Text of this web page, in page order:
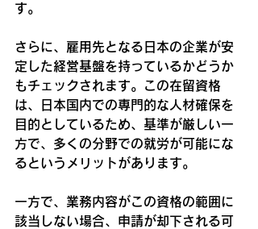
す。
さらに、雇用先となる日本の企業が安
定した経営基盤を持っているかどうか
もチェックされます。この在留資格
は、日本国内での専門的な人材確保を
目的としているため、基準が厳しい一
方で、多くの分野での就労が可能にな
るというメリットがあります。
一方で、業務内容がこの資格の範囲に
該当しない場合、申請が却下される可